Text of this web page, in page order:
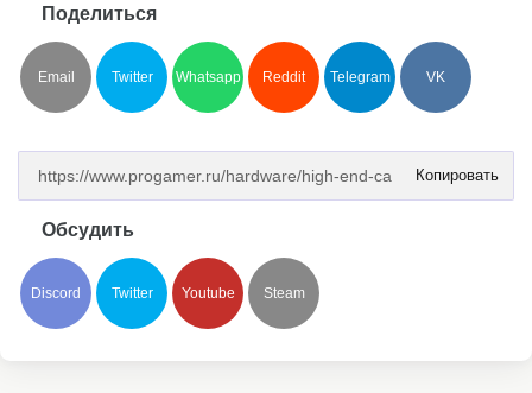
Поделиться
Email Twitter Whatsapp Reddit Telegram VK
Копировать
Обсудить
Discord Twitter Youtube Steam